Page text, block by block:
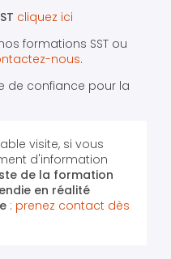
cliquez ici
formations SST ou
nous.
de confiance pour la
visite, si vous
d'information
de la formation
en réalité
: prenez contact dès